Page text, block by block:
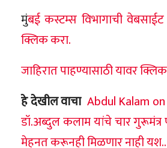
मुंबई कस्टम्स विभागाची वेबसाईट
क्लिक करा.
जाहिरात पाहण्यासाठी यावर
हे देखील वाचा Abdul Kalam
डॉ.अब्दुल कलाम यांचे चार गुरूमंत्र
मेहनत करूनही मिळणार नाही यश..